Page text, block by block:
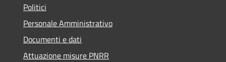
Politici
Personale Amministrativo
Documenti e dati
Attuazione misure PNRR